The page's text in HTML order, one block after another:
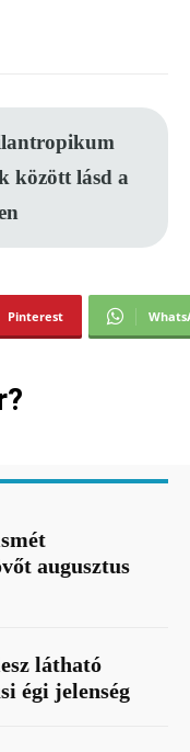
között lásd a
Pinterest
augusztus
látható
égi jelenség